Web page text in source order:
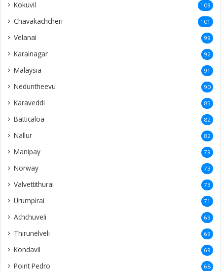
Kokuvil 109
Chavakachcheri 101
Velanai 99
Karainagar 92
Malaysia 91
Neduntheevu 90
Karaveddi 85
Batticaloa 82
Nallur 82
Manipay 79
Norway 73
Valvettithurai 73
Urumpirai 71
Achchuveli 69
Thirunelveli 69
Kondavil 69
Point Pedro 68